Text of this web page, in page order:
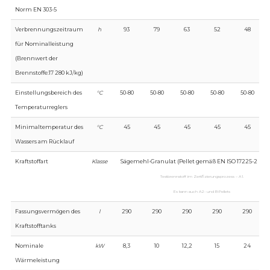
Norm EN 303-5
Verbrennungszeitraum
für Nominalleistung
(Brennwert der
Brennstoffe:17 280 kJ/kg)
h 93 79 63 52 48
Einstellungsbereich des
Temperaturreglers
°C 50-80 50-80 50-80 50-80 50-80
Minimaltemperatur des
Wassers am Rücklauf
°C 45 45 45 45 45
Kraftstoffart Klasse Sägemehl-Granulat (Pellet gemäß EN ISO 17225-2
Testbrennstoff im Zertifizierungsprozess – A1.
Es kann auch A2- und B-Pellets
Fassungsvermögen des
Kraftstofftanks
l 290 290 290 290 290
Nominale
Wärmeleistung
kW 8,3 10 12,2 15 24